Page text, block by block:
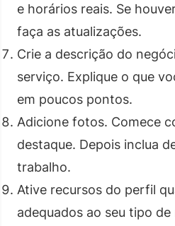
e horários reais. Se
faça as atualizações.
Crie a descrição do
serviço. Explique o que
em poucos pontos.
Adicione fotos. Comece
destaque. Depois inclua
trabalho.
Ative recursos do perfil
adequados ao seu tipo